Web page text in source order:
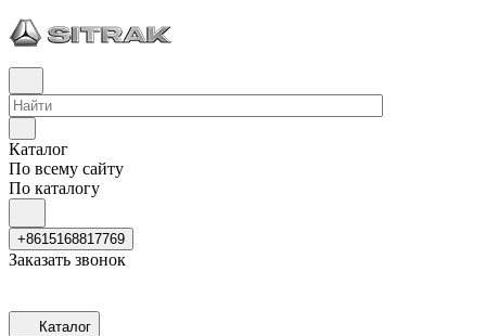
Каталог
По всему сайту
По каталогу
+8615168817769
Заказать звонок
Каталог